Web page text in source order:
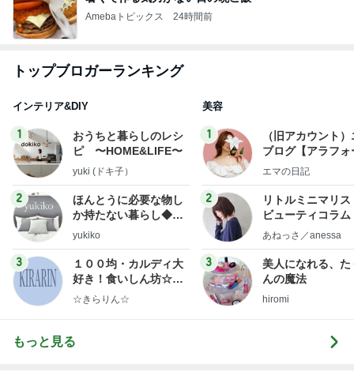
Amebaトピックス 24時間前
トップブロガーランキング
インテリア&DIY
1
おうちと暮らしのレシ
ピ 〜HOME&LIFE〜
yuki (ドキ子）
2
ほんとうに必要な物し
か持たない暮らし◆Ke
ep Life Simple◆〜イ
yukiko
3
１００均・カルディ大
好き！食いしん坊☆き
らりん☆のブログ
☆きらりん☆
美容
1
（旧アカウント
ブログ【アラフォ
社売却セカンドラ
エマの日記
2
リトルミニマリス
ビューティコラ
little
あねっさ／anessa
3
美人になれる、た
んの魔法
hiromi
もっと見る